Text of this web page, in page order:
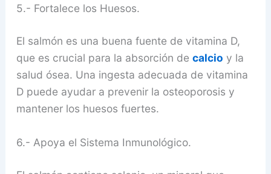
5.- Fortalece los Huesos.
El salmón es una buena fuente de vitamina D,
que es crucial para la absorción de calcio y la
salud ósea. Una ingesta adecuada de vitamina
D puede ayudar a prevenir la osteoporosis y
mantener los huesos fuertes.
6.- Apoya el Sistema Inmunológico.